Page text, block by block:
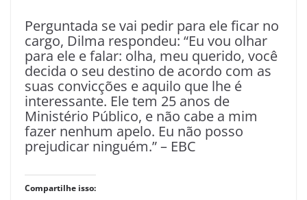
Perguntada se vai pedir para ele ficar no
cargo, Dilma respondeu: “Eu vou olhar
para ele e falar: olha, meu querido, você
decida o seu destino de acordo com as
suas convicções e aquilo que lhe é
interessante. Ele tem 25 anos de
Ministério Público, e não cabe a mim
fazer nenhum apelo. Eu não posso
prejudicar ninguém.” – EBC
Compartilhe isso: